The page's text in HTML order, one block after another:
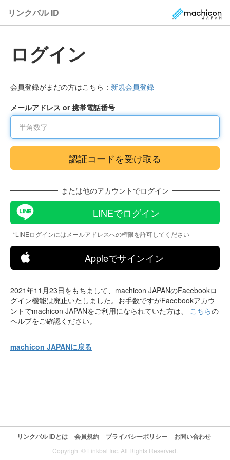
リンクバル ID
ログイン
会員登録がまだの方はこちら： 新規会員登録
メールアドレス or 携帯電話番号
または他のアカウントでログイン
LINEでログイン
*LINEログインにはメールアドレスへの権限を許可してください
Appleでサインイン
2021年11月23日をもちまして、machicon JAPANのFacebookロ
グイン機能は廃止いたしました。お手数ですがFacebookアカウ
ントでmachicon JAPANをご利用になられていた方は、 こちらの
ヘルプをご確認ください。
machicon JAPANに戻る
リンクバル IDとは 会員規約 プライバシーポリシー お問い合わせ
Copyright © Linkbal Inc. All Rights Reserved.